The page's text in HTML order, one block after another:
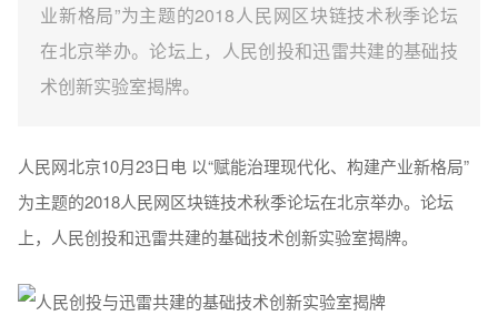
业新格局”为主题的2018人民网区块链技术秋季论坛
在北京举办。论坛上，人民创投和迅雷共建的基础技
术创新实验室揭牌。
人民网北京10月23日电 以“赋能治理现代化、构建产业新格局”
为主题的2018人民网区块链技术秋季论坛在北京举办。论坛
上，人民创投和迅雷共建的基础技术创新实验室揭牌。